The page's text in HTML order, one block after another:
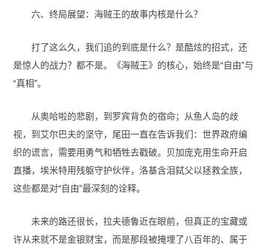
六、终局展望：海贼王的故事内核是什么？
打了这么久，我们追的到底是什么？是酷炫的招式，还
是惊人的战力？都不是。《海贼王》的核心，始终是“自由”与
“真相”。
从奥哈啦的悲剧，到罗宾背负的宿命；从鱼人岛的歧
视，到艾尔巴夫的坚守，尾田一直在告诉我们：世界政府编
织的谎言，需要用勇气和牺牲去戳破。贝加庞克用生命开启
直播，埃米特用残躯守护伙伴，洛基含泪弑父以拯救全族，
这些都是对“自由”最深刻的诠释。
未来的路还很长，拉夫德鲁近在眼前，但真正的宝藏或
许从来就不是金银财宝，而是那段被掩埋了八百年的、属于